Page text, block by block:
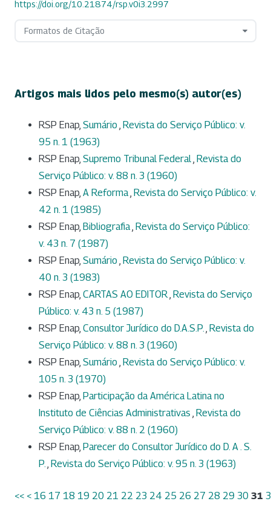
https://doi.org/10.21874/rsp.v0i3.2997
Formatos de Citação
Artigos mais lidos pelo mesmo(s) autor(es)
RSP Enap, Sumário Revista do Serviço Público: v.
95 n. 1 (1963)
RSP Enap, Supremo Tribunal Federal Revista do
Serviço Público: v. 88 n. 3 (1960)
RSP Enap, A Reforma Revista do Serviço Público: v.
42 n. 1 (1985)
RSP Enap, Bibliografia Revista do Serviço Público:
v. 43 n. 7 (1987)
RSP Enap, Sumário Revista do Serviço Público: v.
40 n. 3 (1983)
RSP Enap, CARTAS AO EDITOR Revista do Serviço
Público: v. 43 n. 5 (1987)
RSP Enap, Consultor Jurídico do D.A.S.P. Revista do
Serviço Público: v. 88 n. 3 (1960)
RSP Enap, Sumário Revista do Serviço Público: v.
105 n. 3 (1970)
RSP Enap, Participação da América Latina no
Instituto de Ciências Administrativas Revista do
Serviço Público: v. 88 n. 2 (1960)
RSP Enap, Parecer do Consultor Jurídico do D. A . S.
P. Revista do Serviço Público: v. 95 n. 3 (1963)
<< < 16 17 18 19 20 21 22 23 24 25 26 27 28 29 30 31